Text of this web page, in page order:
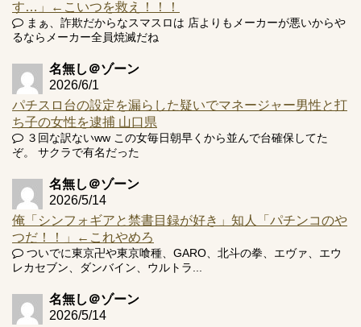
Powered by livedoor 相互RSS
す…」←こいつを救え！！！
まぁ、詐欺だからなスマスロは 店よりもメーカーが悪いからや
るならメーカー全員焼滅だね
名無し＠ゾーン
2026/6/1
パチスロ台の設定を漏らした疑いでマネージャー男性と打
ち子の女性を逮捕 山口県
３回な訳ないww この女毎日朝早くから並んで台確保してた
ぞ。 サクラで有名だった
名無し＠ゾーン
2026/5/14
俺「シンフォギアと禁書目録が好き」知人「パチンコのや
つだ！！」←これやめろ
ついでに東京卍や東京喰種、GARO、北斗の拳、エヴァ、エウ
レカセブン、ダンバイン、ウルトラ...
名無し＠ゾーン
2026/5/14